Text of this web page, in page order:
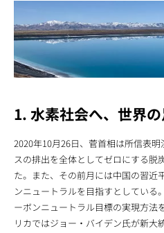
1. 水素社会へ、世界の
2020年10月26日、菅首相は所信表
スの排出を全体としてゼロにする脱
た。また、その前月には中国の習近
ンニュートラルを目指すとしている
ーボンニュートラル目標の実現方法
リカではジョー・バイデン氏が新